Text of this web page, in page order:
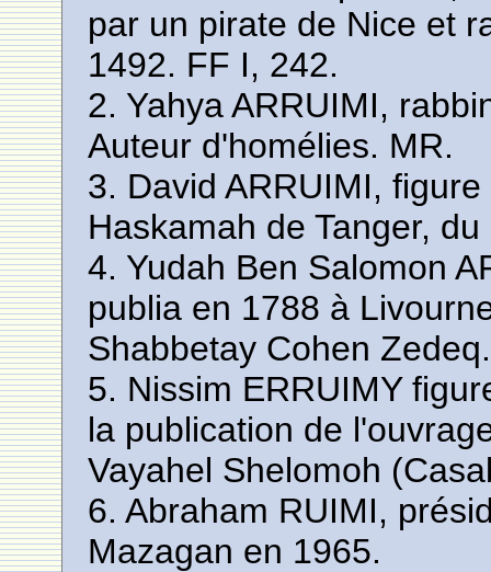
par un pirate de Nice et
1492. FF I, 242.
2. Yahya ARRUIMI,
Auteur d'homélies. MR.
3. David ARRUIMI,
Haskamah de Tanger,
4. Yudah Ben Salomon
publia en 1788 à
Shabbetay Cohen
5. Nissim ERRUIMY
la publication de
Vayahel Shelomoh
6. Abraham RUIMI,
Mazagan en 1965.